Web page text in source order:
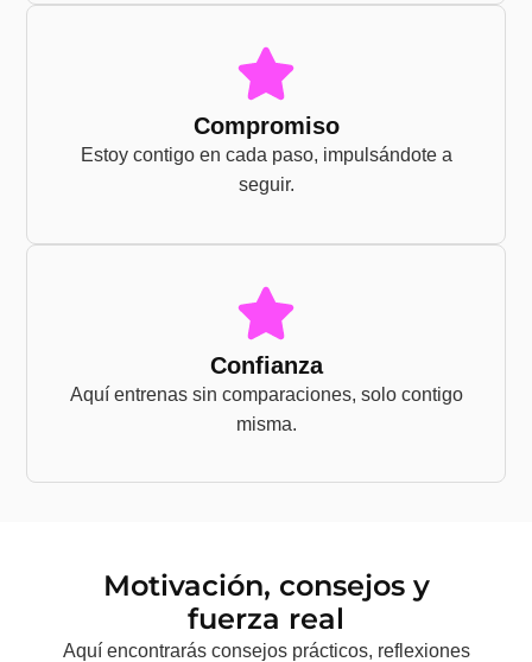
Compromiso
Estoy contigo en cada paso, impulsándote a
seguir.
Confianza
Aquí entrenas sin comparaciones, solo contigo
misma.
Motivación, consejos y
fuerza real
Aquí encontrarás consejos prácticos, reflexiones